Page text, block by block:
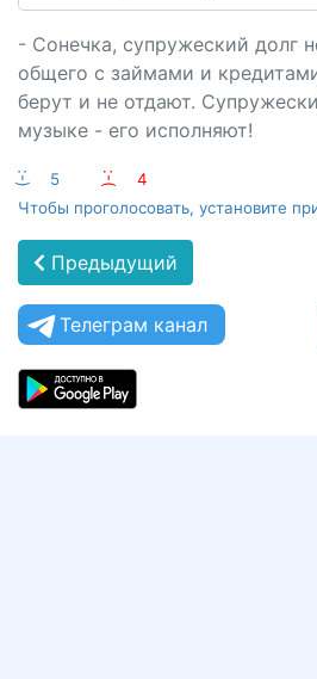
- Сонечка, супружеский долг
общего с займами и
берут и не отдают.
музыке - его исполняют!
:-) 5 :-(
4
Чтобы проголосовать, установите
Предыдущий
Телеграм канал